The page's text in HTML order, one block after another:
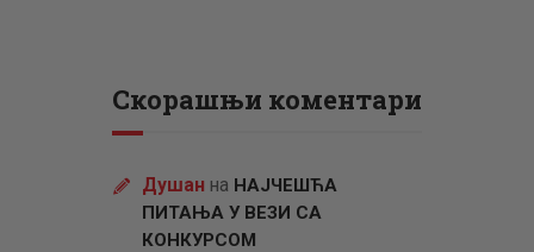
Скорашњи коментари
Душан на НАЈЧЕШЋА
ПИТАЊА У ВЕЗИ СА
КОНКУРСОМ